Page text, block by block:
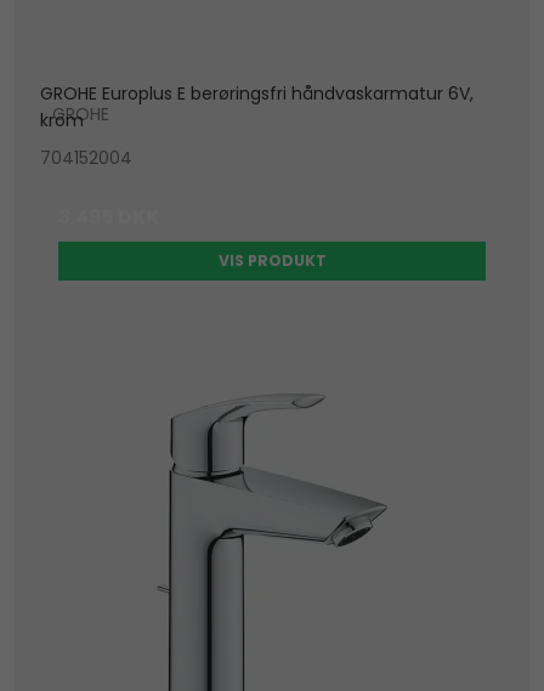
GROHE Europlus E berøringsfri håndvaskarmatur 6V,
krom
GROHE
704152004
VIS PRODUKT